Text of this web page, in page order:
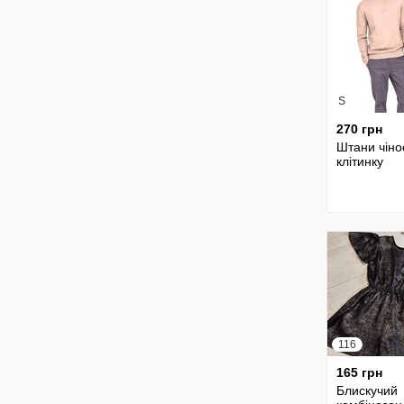
S
270 грн
Штани
клітинку
116
165 грн
Блискучий